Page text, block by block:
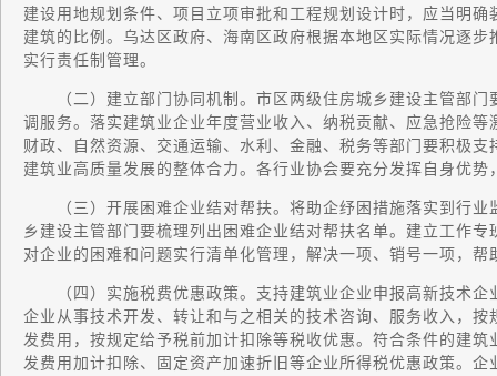
建设用地规划条件、项目立项审批和工程规划设计时，应当明
建筑的比例。乌达区政府、海南区政府根据本地区实际情况逐
实行责任制管理。
（二）建立部门协同机制。市区两级住房城乡建设主管部门
调服务。落实建筑业企业年度营业收入、纳税贡献、应急抢险
财政、自然资源、交通运输、水利、金融、税务等部门要积极
建筑业高质量发展的整体合力。各行业协会要充分发挥自身优
（三）开展困难企业结对帮扶。将助企纾困措施落实到行业
乡建设主管部门要梳理列出困难企业结对帮扶名单。建立工作
对企业的困难和问题实行清单化管理，解决一项、销号一项，帮
（四）实施税费优惠政策。支持建筑业企业申报高新技术企
企业从事技术开发、转让和与之相关的技术咨询、服务收入，
发费用，按规定给予税前加计扣除等税收优惠。符合条件的建
发费用加计扣除、固定资产加速折旧等企业所得税优惠政策。